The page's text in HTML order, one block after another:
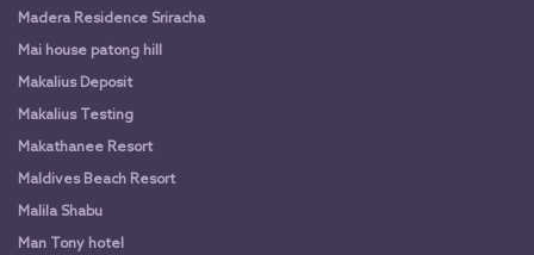
Madera Residence Sriracha
Mai house patong hill
Makalius Deposit
Makalius Testing
Makathanee Resort
Maldives Beach Resort
Malila Shabu
Man Tony hotel